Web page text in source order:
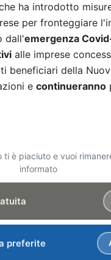
ha introdotto
per fronteggiare
dall'emergenza
alle imprese
beneficiari della
e continueranno
ti è piaciuto e vuoi
informato
preferite